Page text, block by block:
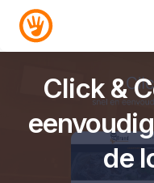
Click &
de